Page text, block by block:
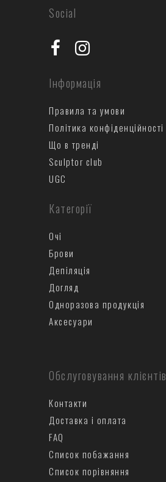
Категорії
Очі
Брови
Депіляція
Догляд
Одноразова продукція
Аксесуари
Обслуговування клієнтів
Контакти
Доставка і оплата
FAQ
Список побажання
Список порівняння
Інформація
Правила та умови
Політика конфіденційності
Що в тренді
Sculptor club
UGC
Social